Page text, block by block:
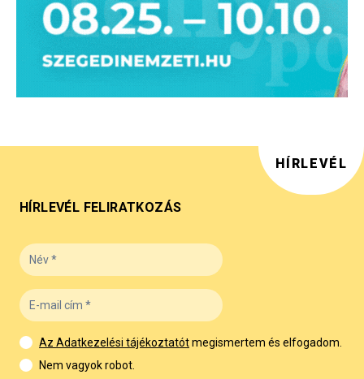
HÍRLEVÉL
HÍRLEVÉL FELIRATKOZÁS
Az Adatkezelési tájékoztatótmegismertem és elfogadom.
Nem vagyok robot.